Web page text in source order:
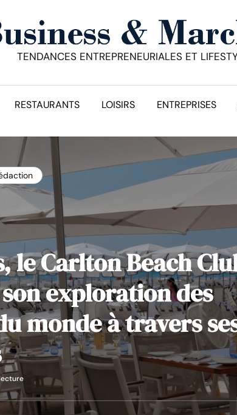
TENDANCES ENTREPRENEURIALES ET
RESTAURANTS LOISIRS ENTREPRISES
le Carlton Beach
exploration des
monde à travers